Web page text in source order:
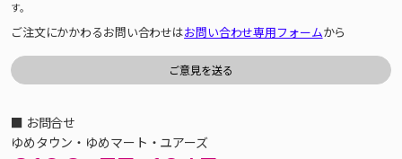
す。
ご注文にかかわるお問い合わせはお問い合わせ専用フォームから
■ お問合せ
ゆめタウン・ゆめマート・ユアーズ